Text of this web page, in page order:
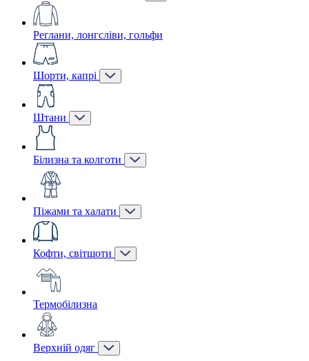
Реглани, лонгсліви, гольфи
Шорти, капрі
Штани
Білизна та колготи
Піжами та халати
Кофти, світшоти
Термобілизна
Верхній одяг